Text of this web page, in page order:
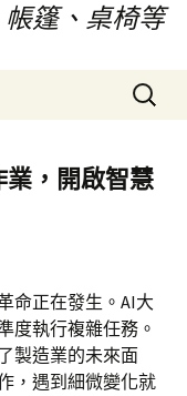
篷、桌椅等
搜
尋
鍵
字:
，開啟智慧
命正在發生。AI大
度執行複雜任務。
製造業的未來面
，遇到細微變化就